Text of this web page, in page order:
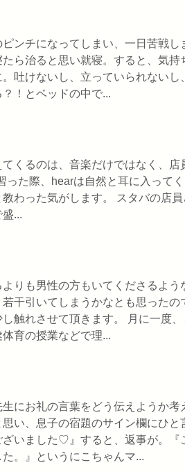
ンチになってしまい、一日苦戦し
ら治ると思い就寝。すると、気
吐けないし、立っていられないし
！とベッドの中で...
くるのは、音楽だけではなく、
った際、hearは自然と耳に入って
わった気がします。 スタバの店
...
りも男性の方もいてくださるよ
干引いてしまうかなとも思ったの
触れさせて頂きます。 月に一度
育の授業などで理...
にお礼の言葉をどう伝えようか
い、息子の宿題のサイン欄にひと
いました♡』すると、返事が。『
。』というにこちゃんマ...